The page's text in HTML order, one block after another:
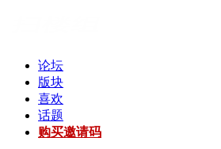
论坛
版块
喜欢
话题
购买邀请码